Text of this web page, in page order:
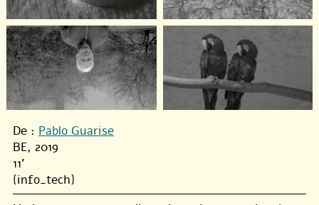
De : Pablo Guarise
BE, 2019
11'
{info_tech}